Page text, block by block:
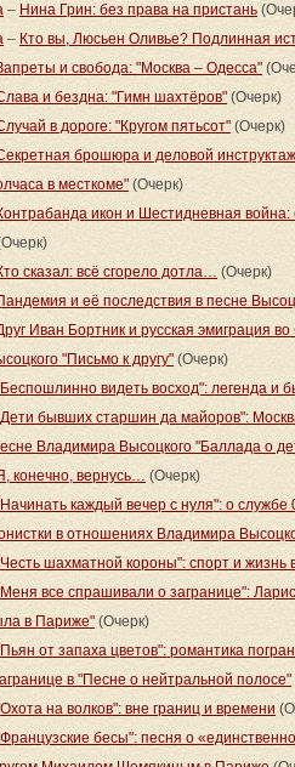
– Нина Грин: без права на пристань
– Кто вы, Люсьен Оливье? Подлинная
и свобода: "Москва – Одесса"
и бездна: "Гимн шахтёров" (Очерк)
в дороге: "Кругом пятьсот" (Очерк)
брошюра и деловой
в месткоме" (Очерк)
икон и Шестидневная
сказал: всё сгорело дотла… (Очерк)
и её последствия в песне
Иван Бортник и русская эмиграция
"Письмо к другу" (Очерк)
видеть восход": легенда и
бывших старшин да майоров":
Владимира Высоцкого "Баллада о
конечно, вернусь… (Очерк)
каждый вечер с нуля": о
в отношениях Владимира
шахматной короны": спорт и жизнь
все спрашивали о загранице":
в Париже" (Очерк)
от запаха цветов": романтика
в "Песне о нейтральной полосе"
на волков": вне границ и времени
бесы": песня о